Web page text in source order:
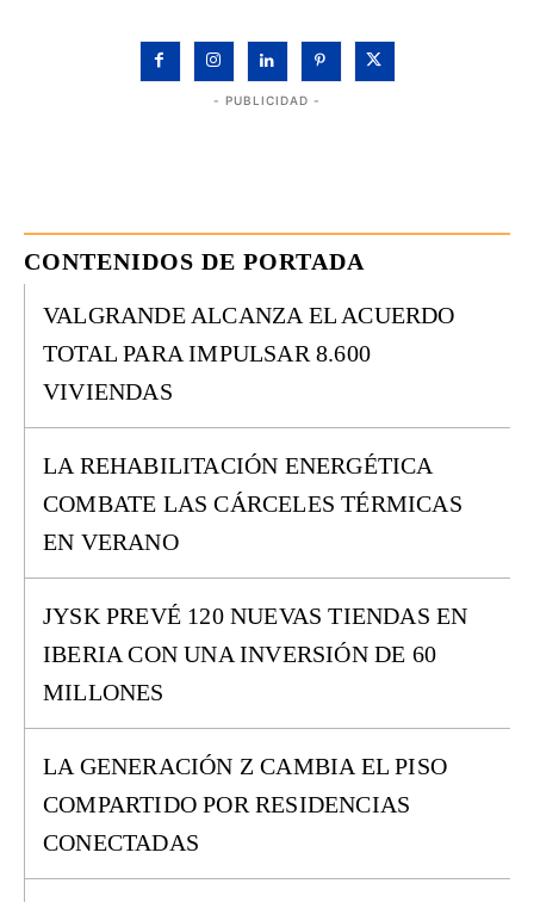
- PUBLICIDAD -
CONTENIDOS DE PORTADA
VALGRANDE ALCANZA EL ACUERDO
TOTAL PARA IMPULSAR 8.600
VIVIENDAS
LA REHABILITACIÓN ENERGÉTICA
COMBATE LAS CÁRCELES TÉRMICAS
EN VERANO
JYSK PREVÉ 120 NUEVAS TIENDAS EN
IBERIA CON UNA INVERSIÓN DE 60
MILLONES
LA GENERACIÓN Z CAMBIA EL PISO
COMPARTIDO POR RESIDENCIAS
CONECTADAS